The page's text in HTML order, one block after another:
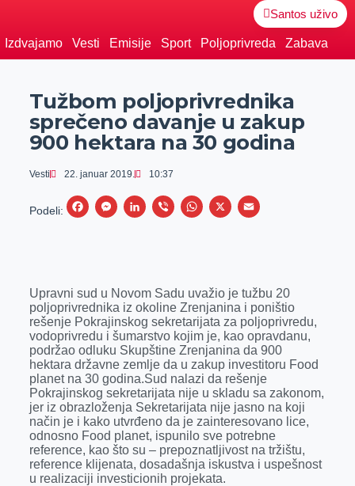
Santos uživo
Izdvajamo Vesti Emisije Sport Poljoprivreda Zabava
Tužbom poljoprivrednika
sprečeno davanje u zakup
900 hektara na 30 godina
Vesti 22. januar 2019. 10:37
Podeli:
F
b
o
o
k
M
e
n
g
e
r
L
e
d
I
n
V
r
W
s
A
p
p
X
E
l
Upravni sud u Novom Sadu uvažio je tužbu 20
poljoprivrednika iz okoline Zrenjanina i poništio
rešenje Pokrajinskog sekretarijata za poljoprivredu,
vodoprivredu i šumarstvo kojim je, kao opravdanu,
podržao odluku Skupštine Zrenjanina da 900
hektara državne zemlje da u zakup investitoru Food
planet na 30 godina.Sud nalazi da rešenje
Pokrajinskog sekretarijata nije u skladu sa zakonom,
jer iz obrazloženja Sekretarijata nije jasno na koji
način je i kako utvrđeno da je zainteresovano lice,
odnosno Food planet, ispunilo sve potrebne
reference, kao što su – prepoznatljivost na tržištu,
reference klijenata, dosadašnja iskustva i uspešnost
u realizaciji investicionih projekata.